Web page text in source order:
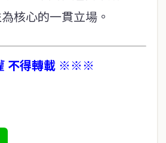
核心的一貫立場。
不得轉載 ※※※